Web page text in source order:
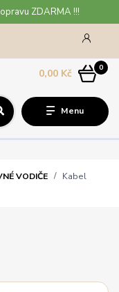
ZDARMA !!!
Menu
0
0,00 Kč
VODIČE
Kabel